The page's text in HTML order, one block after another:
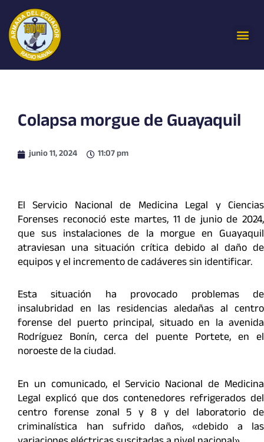
contenido
Colapsa morgue de Guayaquil
junio 11, 2024 11:07 pm
El Servicio Nacional de Medicina Legal y Ciencias
Forenses reconoció este martes, 11 de junio de 2024,
que sus instalaciones de la morgue en Guayaquil
atraviesan una situación crítica debido al daño de
equipos y el incremento de cadáveres sin identificar.
Esta situación ha provocado problemas de
insalubridad en las residencias aledañas al centro
forense del puerto principal, situado en la avenida
Rodríguez Bonín, cerca del puente Portete, en el
noroeste de la ciudad.
En un comunicado, el Servicio Nacional de Medicina
Legal explicó que dos contenedores refrigerados del
centro forense zonal 5 y 8 y del laboratorio de
criminalística han sufrido daños, «debido a las